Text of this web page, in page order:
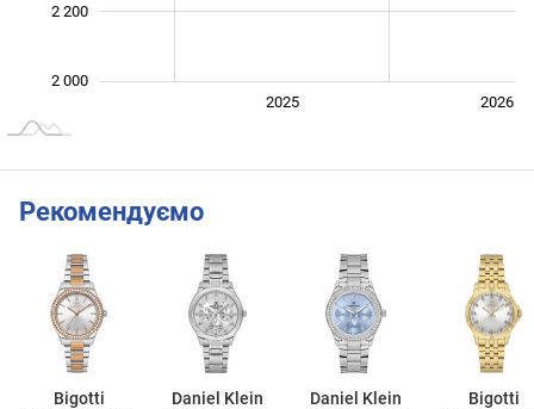
2 000
2 200
2025 2026
Рекомендуємо
Bigotti
Daniel Klein
Daniel Klein
Bigotti